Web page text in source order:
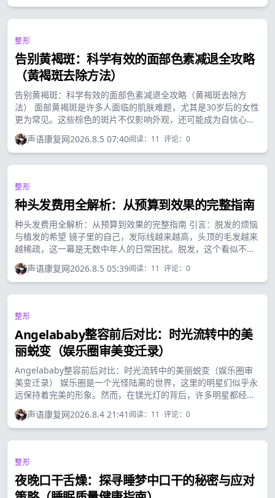
的。...
整形
告别黄褐斑：科学有效的面部色素减退全攻略
（黄褐斑去除方法）
告别黄褐斑：科学有效的面部色素减退全攻略（黄褐斑去除方
法） 面部黄褐斑是许多人面临的肌肤难题，尤其是30岁后的女性
更为常见。这些棕色的斑片不仅影响外观，还可能成为自信心下
降的源头。然而，通过科学的方法和正确的护理，黄褐斑是完全
可以被管理和改善的。...
声语康复网2026.8.5 07:40阅读： 11 评论： 0
整形
种头发费用全解析：从预算到效果的完整指南
种头发费用全解析：从预算到效果的完整指南 引言：脱发的烦恼
与植发的希望 镜子里的自己，发际线越来越高，头顶的毛发越来
越稀疏，这一幕是无数中年人的日常困扰。脱发，这个看似不起
眼却严重影响自信心和生活质量的问题，正困扰着全球数以亿计
的人们。...
声语康复网2026.8.5 05:39阅读： 11 评论： 0
整形
Angelababy整容前后对比：时光流转中的美
丽蜕变（娱乐圈审美变迁录）
Angelababy整容前后对比：时光流转中的美丽蜕变（娱乐圈审
美变迁录） 娱乐圈是一个光怪陆离的世界，这里的明星们似乎永
远保持着完美的形象。然而，在镁光灯的背后，许多明星都经历
过容貌的转变，Angelababy便是其中备受关注的代表之一。...
声语康复网2026.8.4 21:41 阅读： 11 评论： 0
整形
夜晚口干舌燥：探寻睡梦中口干的秘密与应对